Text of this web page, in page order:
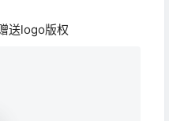
送logo版权